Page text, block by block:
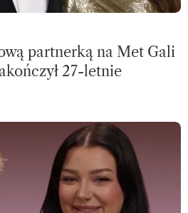
partnerką na Met Gali
27-letnie